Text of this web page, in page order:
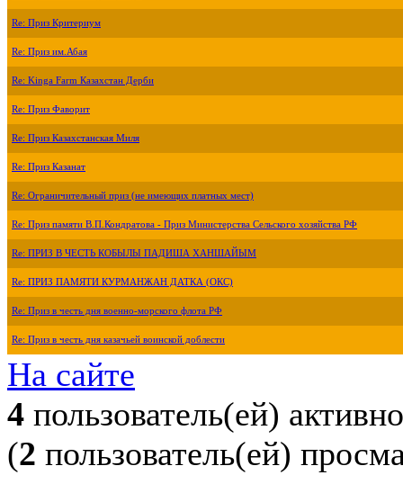
Re: Приз Критериум
Re: Приз им.Абая
Re: Kinga Farm Казахстан Дерби
Re: Приз Фаворит
Re: Приз Казахстанская Миля
Re: Приз Казанат
Re: Ограничительный приз (не имеющих платных мест)
Re: Приз памяти В.П.Кондратова - Приз Министерства Сельского хозяйства РФ
Re: ПРИЗ В ЧЕСТЬ КОБЫЛЫ ПАДИША ХАНШАЙЫМ
Re: ПРИЗ ПАМЯТИ КУРМАНЖАН ДАТКА (ОКС)
Re: Приз в честь дня военно-морского флота РФ
Re: Приз в честь дня казачьей воинской доблести
На сайте
4 пользователь(ей) активно
(2 пользователь(ей)